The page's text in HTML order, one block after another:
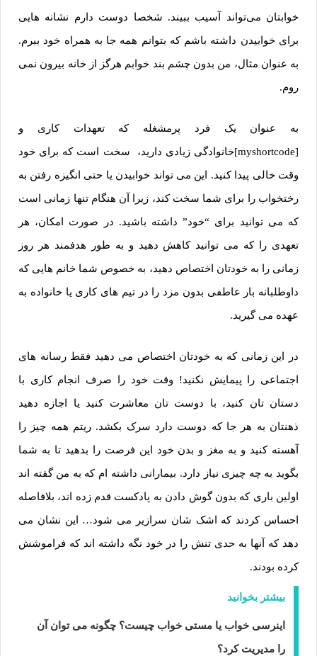
خوابتان می‌تواند آسیب ببیند. شخصا دوست دارم نشانه هایی
برای خوابیدن داشته باشم که بتوانم همه جا به همراه خود ببرم.
به عنوان مثال، من بدون چشم بند خوابم هرگز از خانه بیرون نمی
روم.
به عنوان یک فرد پرمشغله که تعهدات کاری و
[myshortcode]خانوادگی زیادی دارید، سخت است که برای خود
وقت خالی پیدا کنید. این می تواند خوابیدن یا حتی انگیزه رفتن به
رختخواب را برای شما سخت کند، زیرا آن هنگام تنها زمانی است
که می توانید برای “خود” داشته باشید. در صورت امکان، هر
تعهدی را که می توانید کاهش دهید و به طور هدفمند هر روز
زمانی را به خودتان اختصاص دهید، به خصوص شما خانم هایی که
داوطلبانه بار عاطفی بدون مزد را در تیم های کاری یا خانواده به
عهده می گیرید.
در این زمانی که به خودتان اختصاص می دهید فقط رسانه ‌های
اجتماعی را پیمایش نکنید! وقت خود را صرف انجام کاری با
دستان تان کنید، با دوست تان معاشرت کنید یا اجازه دهید
ذهنتان به هر جا که دوست دارد سرک بکشد. ریتم همه چیز را
آهسته کنید و به مغز و بدن خود این فرصت را بدهید تا به شما
بگوید به چه چیزی نیاز دارد. بیمارانی داشته ام که به من گفته اند
اولین باری که بدون گوش دادن به پادکست قدم زده اند، بلافاصله
احساس کردند که اشک شان سرازیر می شود… این نشان می
دهد که آنها به حدی تنش را در خود نگه داشته اند که فراموشش
کرده بودند.
بیشتر بخوانید
اینرسی خواب یا مستی خواب چیست؟ چگونه می توان آن
را مدیریت کرد؟